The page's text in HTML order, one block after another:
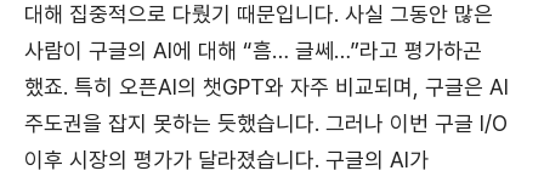
대해 집중적으로 다뤘기 때문입니다. 사실 그동안 많은
사람이 구글의 AI에 대해 “흠… 글쎄…”라고 평가하곤
했죠. 특히 오픈AI의 챗GPT와 자주 비교되며, 구글은 AI
주도권을 잡지 못하는 듯했습니다. 그러나 이번 구글 I/O
이후 시장의 평가가 달라졌습니다. 구글의 AI가